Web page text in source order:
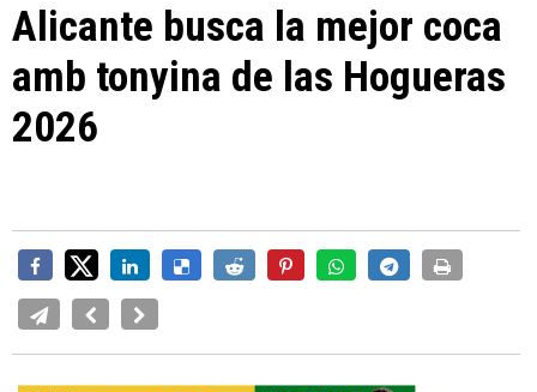
Alicante busca la mejor coca
amb tonyina de las Hogueras
2026